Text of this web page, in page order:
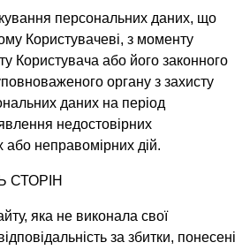
персональних даних, що
Користувачеві, з моменту
Користувача або його законного
органу з захисту
даних на період
недостовірних
неправомірних дій.
СТОРІН
яка не виконала свої
за збитки, понесені